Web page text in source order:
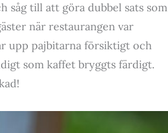
såg till att göra dubbel sats som
när restaurangen var
upp pajbitarna försiktigt och
som kaffet bryggts färdigt.